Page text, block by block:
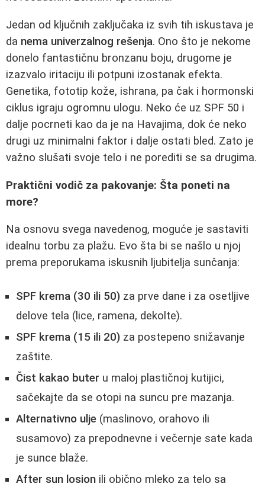
Jedan od ključnih zaključaka iz svih tih iskustava je
da nema univerzalnog rešenja. Ono što je nekome
donelo fantastičnu bronzanu boju, drugome je
izazvalo iritaciju ili potpuni izostanak efekta.
Genetika, fototip kože, ishrana, pa čak i hormonski
ciklus igraju ogromnu ulogu. Neko će uz SPF 50 i
dalje pocrneti kao da je na Havajima, dok će neko
drugi uz minimalni faktor i dalje ostati bled. Zato je
važno slušati svoje telo i ne porediti se sa drugima.
Praktični vodič za pakovanje: Šta poneti na
more?
Na osnovu svega navedenog, moguće je sastaviti
idealnu torbu za plažu. Evo šta bi se našlo u njoj
prema preporukama iskusnih ljubitelja sunčanja:
SPF krema (30 ili 50) za prve dane i za osetljive
delove tela (lice, ramena, dekolte).
SPF krema (15 ili 20) za postepeno snižavanje
zaštite.
Čist kakao buter u maloj plastičnoj kutijici,
sačekajte da se otopi na suncu pre mazanja.
Alternativno ulje (maslinovo, orahovo ili
susamovo) za prepodnevne i večernje sate kada
je sunce blaže.
After sun losion ili obično mleko za telo sa